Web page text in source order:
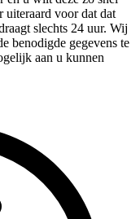
voor dat dat
slechts 24 uur. Wij
benodigde gegevens te
aan u kunnen